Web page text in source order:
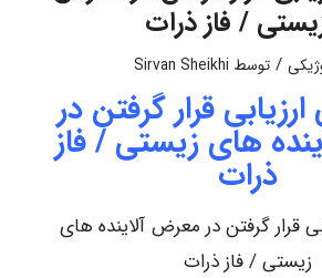
/ فاز ذرات
/ توسط Sirvan Sheikhi
قرار گرفتن در
های زیستی / فاز
ذرات
قرار گرفتن در معرض آلاینده‌ های
زیستی / فاز ذرات